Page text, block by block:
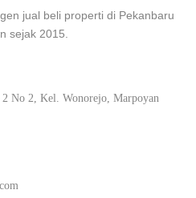
jual beli properti di Pekanbaru
sejak 2015.
No 2, Kel. Wonorejo, Marpoyan